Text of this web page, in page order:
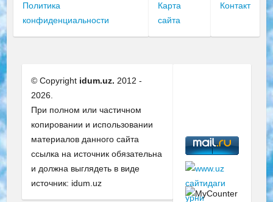
Политика
конфиденциальности
Карта
сайта
Контакт
© Copyright idum.uz. 2012 -
2026.
При полном или частичном
копировании и использовании
материалов данного сайта
ссылка на источник обязательна
и должна выглядеть в виде
источник: idum.uz